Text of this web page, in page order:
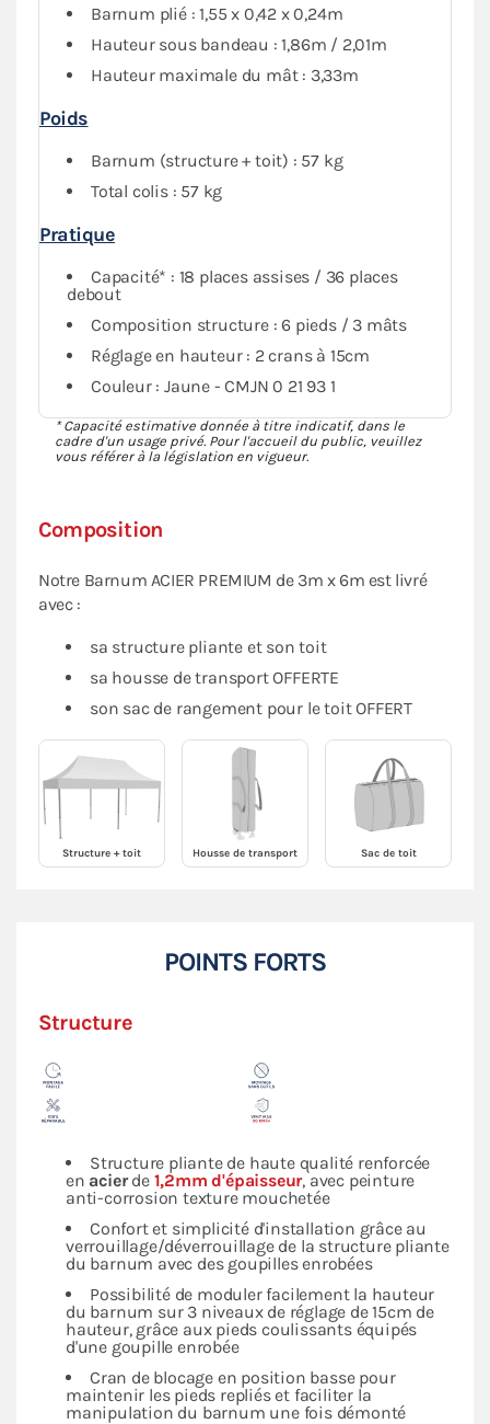
Composition
Notre Barnum ACIER PREMIUM de 3m x 6m est livré
avec :
sa structure pliante et son toit
sa housse de transport OFFERTE
son sac de rangement pour le toit OFFERT
Structure + toit Housse de transport Sac de toit
Barnum plié : 1,55 x 0,42 x 0,24m
Hauteur sous bandeau : 1,86m / 2,01m
Hauteur maximale du mât : 3,33m
Poids
Barnum (structure + toit) : 57 kg
Total colis : 57 kg
Pratique
Capacité* : 18 places assises / 36 places
debout
Composition structure : 6 pieds / 3 mâts
Réglage en hauteur : 2 crans à 15cm
Couleur : Jaune - CMJN 0 21 93 1
* Capacité estimative donnée à titre indicatif, dans le
cadre d'un usage privé. Pour l'accueil du public, veuillez
vous référer à la législation en vigueur.
POINTS FORTS
Structure
Structure pliante de haute qualité renforcée
en acierde 1,2mm d'épaisseur, avec peinture
anti-corrosion texture mouchetée
Confort et simplicité d'installation grâce au
verrouillage/déverrouillage de la structure pliante
du barnum avec des goupilles enrobées
Possibilité de moduler facilement la hauteur
du barnum sur 3 niveaux de réglage de 15cm de
hauteur, grâce aux pieds coulissants équipés
d'une goupille enrobée
Cran de blocage en position basse pour
maintenir les pieds repliés et faciliter la
manipulation du barnum une fois démonté